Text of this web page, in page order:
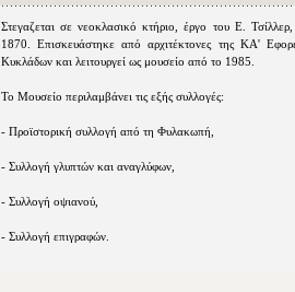
Στεγαζεται σε νεοκλασικό κτήριο, έργο του Ε.
1870. Επισκευάστηκε από αρχιτέκτονες της ΚΑ'
Κυκλάδων και λειτουργεί ως μουσείο από το 1985.
Το Μουσείο περιλαμβάνει τις εξής συλλογές:
- Προϊστορική συλλογή από τη Φυλακωπή,
- Συλλογή γλυπτών και αναγλύφων,
- Συλλογή οψιανού,
- Συλλογή επιγραφών.